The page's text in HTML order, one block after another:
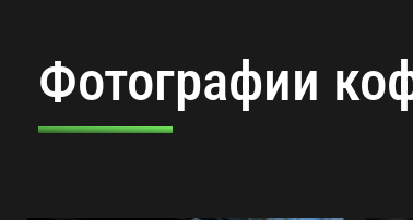
Фотографии